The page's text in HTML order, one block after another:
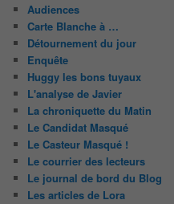
Audiences
Carte Blanche à …
Détournement du jour
Enquête
Huggy les bons tuyaux
L'analyse de Javier
La chroniquette du Matin
Le Candidat Masqué
Le Casteur Masqué !
Le courrier des lecteurs
Le journal de bord du Blog
Les articles de Lora